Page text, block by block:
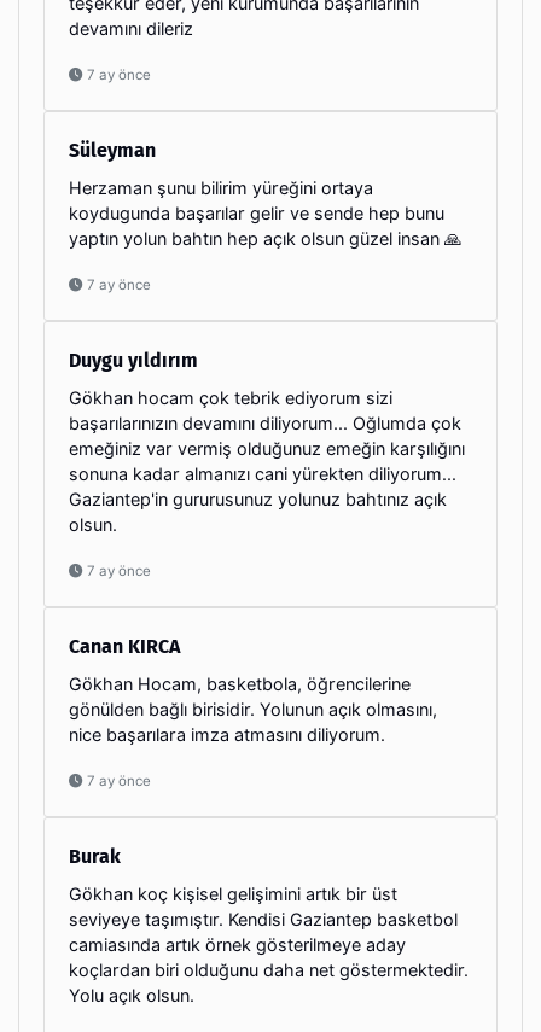
devamını dileriz
7 ay önce
Süleyman
Herzaman şunu bilirim yüreğini ortaya
koydugunda başarılar gelir ve sende hep bunu
yaptın yolun bahtın hep açık olsun güzel insan 🙏
7 ay önce
Duygu yıldırım
Gökhan hocam çok tebrik ediyorum sizi
başarılarınızın devamını diliyorum... Oğlumda çok
emeğiniz var vermiş olduğunuz emeğin karşılığını
sonuna kadar almanızı cani yürekten diliyorum...
Gaziantep'in gururusunuz yolunuz bahtınız açık
olsun.
7 ay önce
Canan KIRCA
Gökhan Hocam, basketbola, öğrencilerine
gönülden bağlı birisidir. Yolunun açık olmasını,
nice başarılara imza atmasını diliyorum.
7 ay önce
Burak
Gökhan koç kişisel gelişimini artık bir üst
seviyeye taşımıştır. Kendisi Gaziantep basketbol
camiasında artık örnek gösterilmeye aday
koçlardan biri olduğunu daha net göstermektedir.
Yolu açık olsun.